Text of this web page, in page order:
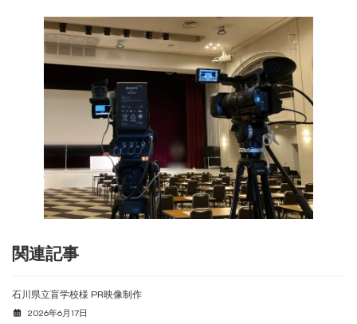
関連記事
石川県立盲学校様 PR映像制作
2026年6月17日